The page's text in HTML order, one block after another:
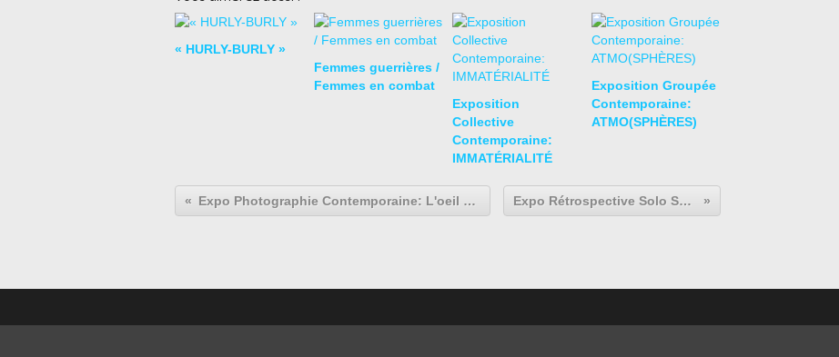
« HURLY-BURLY »
Femmes guerrières /
Femmes en combat
Exposition
Collective
Contemporaine:
IMMATÉRIALITÉ
Exposition Groupée
Contemporaine:
ATMO(SPHÈRES)
Expo Photographie Contemporaine: L'oeil d'un collectionneur: Serge Aboukrat Expo Rétrospective Solo Show: Roy LICHTENSTEIN